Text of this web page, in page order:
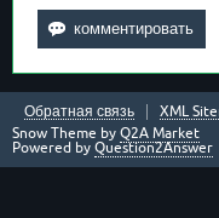
Обратная связь XML
Snow Theme by Q2A Market
Powered by Question2Answer